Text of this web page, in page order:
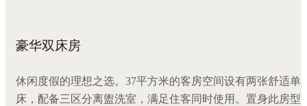
豪华双床房
休闲度假的理想之选。37平方米的客房空间设有两张舒适单
床，配备三区分离盥洗室，满足住客同时使用。置身此房型